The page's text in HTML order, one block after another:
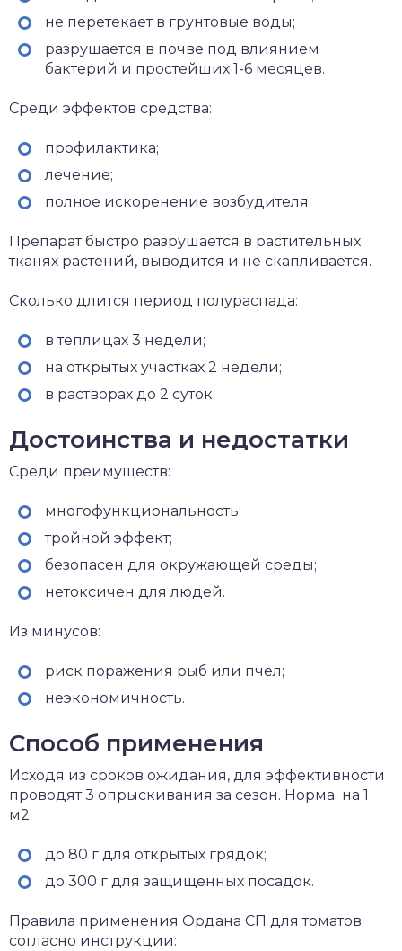
не перетекает в грунтовые воды;
разрушается в почве под влиянием
бактерий и простейших 1-6 месяцев.
Среди эффектов средства:
профилактика;
лечение;
полное искоренение возбудителя.
Препарат быстро разрушается в растительных
тканях растений, выводится и не скапливается.
Сколько длится период полураспада:
в теплицах 3 недели;
на открытых участках 2 недели;
в растворах до 2 суток.
Достоинства и недостатки
Среди преимуществ:
многофункциональность;
тройной эффект;
безопасен для окружающей среды;
нетоксичен для людей.
Из минусов:
риск поражения рыб или пчел;
неэкономичность.
Способ применения
Исходя из сроков ожидания, для эффективности
проводят 3 опрыскивания за сезон. Норма на 1
м2:
до 80 г для открытых грядок;
до 300 г для защищенных посадок.
Правила применения Ордана СП для томатов
согласно инструкции: